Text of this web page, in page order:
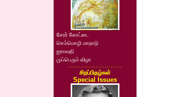
சேரர் கோட்டை
செம்மொழி மாநாடு
ஐராவதி
முப்பெரும் விழா
சிறப்பிதழ்கள்
Special Issues